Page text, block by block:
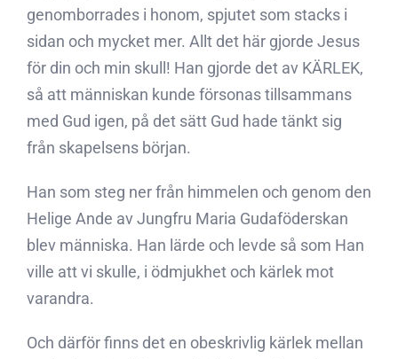
genomborrades i honom, spjutet som stacks i
sidan och mycket mer. Allt det här gjorde Jesus
för din och min skull! Han gjorde det av KÄRLEK,
så att människan kunde försonas tillsammans
med Gud igen, på det sätt Gud hade tänkt sig
från skapelsens början.
Han som steg ner från himmelen och genom den
Helige Ande av Jungfru Maria Gudaföderskan
blev människa. Han lärde och levde så som Han
ville att vi skulle, i ödmjukhet och kärlek mot
varandra.
Och därför finns det en obeskrivlig kärlek mellan